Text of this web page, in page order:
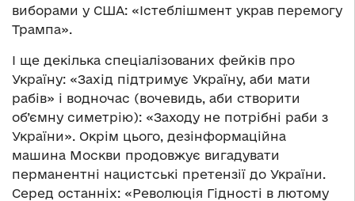
виборами у США: «Істеблішмент украв перемогу
Трампа».
І ще декілька спеціалізованих фейків про
Україну: «Захід підтримує Україну, аби мати
рабів» і водночас (вочевидь, аби створити
об’ємну симетрію): «Заходу не потрібні раби з
України». Окрім цього, дезінформаційна
машина Москви продовжує вигадувати
перманентні нацистські претензії до України.
Серед останніх: «Революція Гідності в лютому